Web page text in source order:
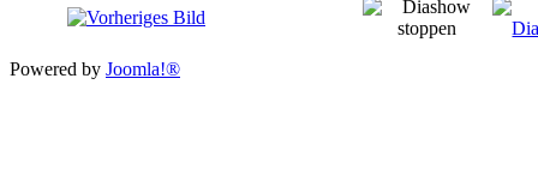
Powered by Joomla!®